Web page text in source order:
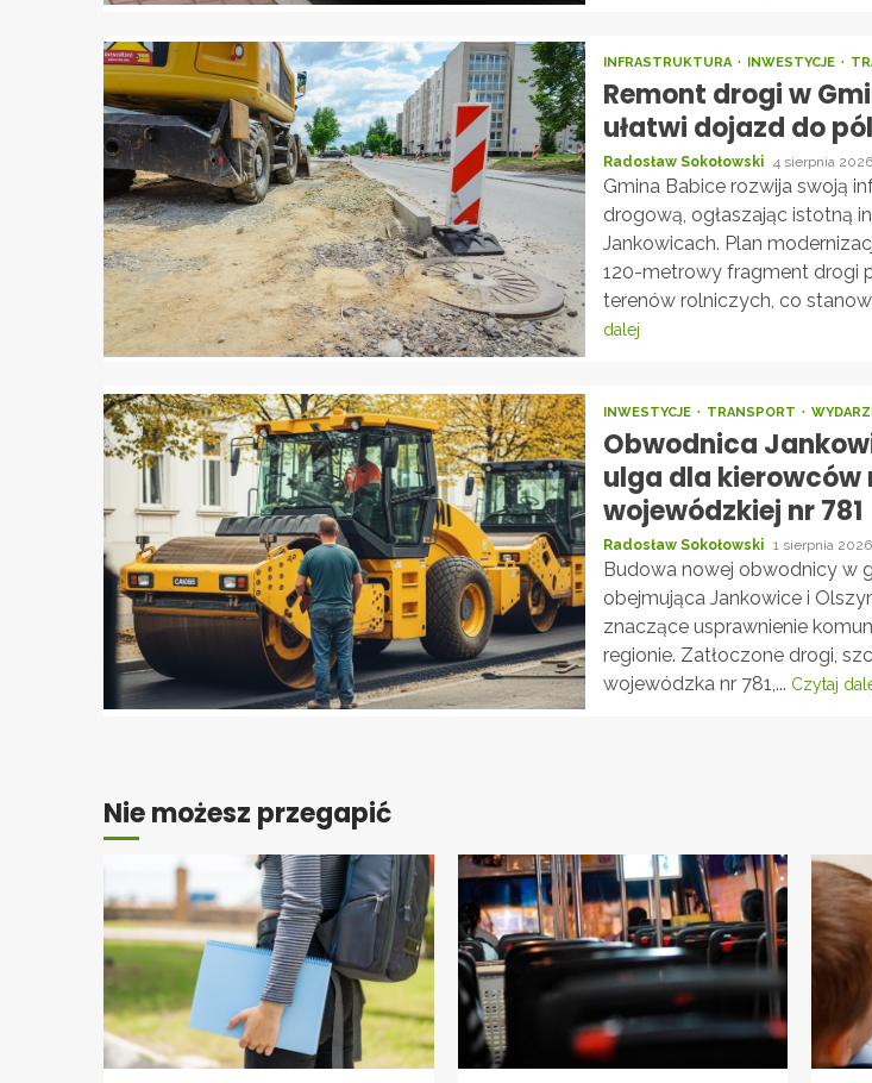
INFRASTRUKTURA INWESTYCJE
Remont drogi w
ułatwi dojazd do
Radosław Sokołowski 4 sierpnia 2026
Gmina Babice rozwija swoją
drogową, ogłaszając istotną
Jankowicach. Plan
120-metrowy fragment drogi
terenów rolniczych, co
dalej
INWESTYCJE TRANSPORT
Obwodnica
ulga dla kierowców
wojewódzkiej nr 781
Radosław Sokołowski 1 sierpnia 2026
Budowa nowej obwodnicy w
obejmująca Jankowice i
znaczące usprawnienie
regionie. Zatłoczone drogi,
wojewódzka nr 781,... Czytaj
Nie możesz przegapić